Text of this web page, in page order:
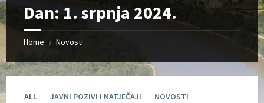
Dan: 1. srpnja 2024.
Home / Novosti
ALL JAVNI POZIVI I NATJEČAJI
NOVOSTI